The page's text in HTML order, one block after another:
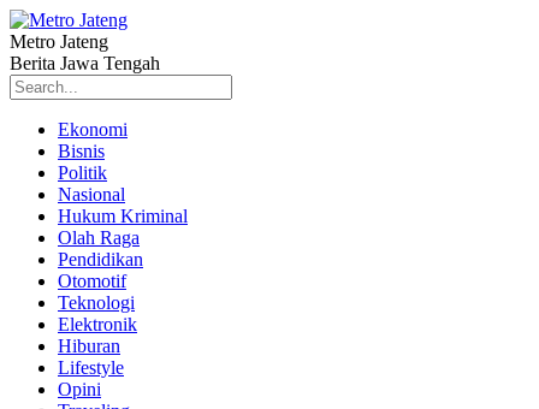
Metro Jateng
Berita Jawa Tengah
Ekonomi
Bisnis
Politik
Nasional
Hukum Kriminal
Olah Raga
Pendidikan
Otomotif
Teknologi
Elektronik
Hiburan
Lifestyle
Opini